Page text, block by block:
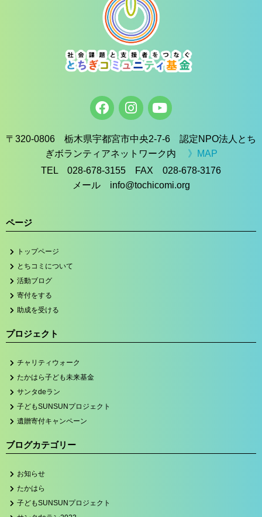
〒320-0806 栃木県宇都宮市中央2-7-6 認定NPO法人とち
ぎボランティアネットワーク内 》MAP
TEL 028-678-3155 FAX 028-678-3176
メール info@tochicomi.org
ページ
トップページ
とちコミについて
活動ブログ
寄付をする
助成を受ける
プロジェクト
チャリティウォーク
たかはら子ども未来基金
サンタdeラン
子どもSUNSUNプロジェクト
遺贈寄付キャンペーン
ブログカテゴリー
お知らせ
たかはら
子どもSUNSUNプロジェクト